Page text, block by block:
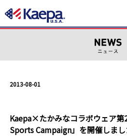
2013-08-01
Kaepa×たかみなコラボウェア
Sports Campaign」を開催しまし